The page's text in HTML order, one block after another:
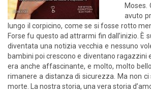
Moses.
avuto
lungo il corpicino, come se si fosse rotto
Forse fu questo ad attrarmi fin dall’inizio.
diventata una notizia vecchia e nessuno
bambini poi crescono e diventano ragazzini
era anche affascinante, e molto, molto
rimanere a distanza di sicurezza. Ma non
morte. La nostra storia, una vera storia